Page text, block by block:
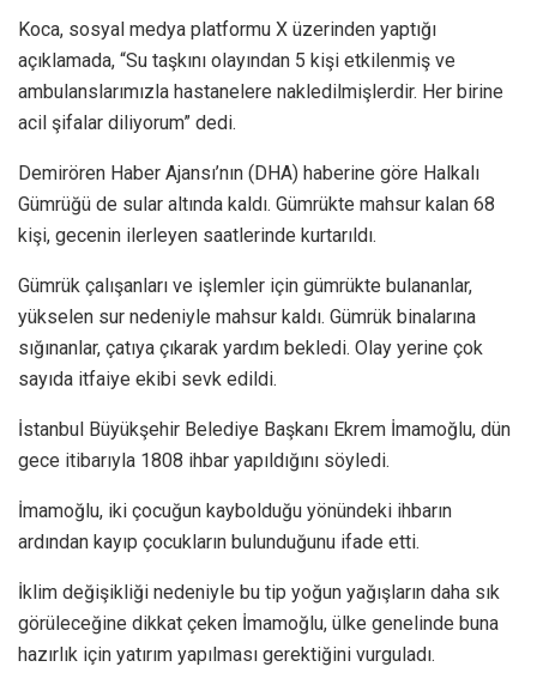
Koca, sosyal medya platformu X üzerinden yaptığı
açıklamada, “Su taşkını olayından 5 kişi etkilenmiş ve
ambulanslarımızla hastanelere nakledilmişlerdir. Her birine
acil şifalar diliyorum” dedi.
Demirören Haber Ajansı’nın (DHA) haberine göre Halkalı
Gümrüğü de sular altında kaldı. Gümrükte mahsur kalan 68
kişi, gecenin ilerleyen saatlerinde kurtarıldı.
Gümrük çalışanları ve işlemler için gümrükte bulananlar,
yükselen sur nedeniyle mahsur kaldı. Gümrük binalarına
sığınanlar, çatıya çıkarak yardım bekledi. Olay yerine çok
sayıda itfaiye ekibi sevk edildi.
İstanbul Büyükşehir Belediye Başkanı Ekrem İmamoğlu, dün
gece itibarıyla 1808 ihbar yapıldığını söyledi.
İmamoğlu, iki çocuğun kaybolduğu yönündeki ihbarın
ardından kayıp çocukların bulunduğunu ifade etti.
İklim değişikliği nedeniyle bu tip yoğun yağışların daha sık
görüleceğine dikkat çeken İmamoğlu, ülke genelinde buna
hazırlık için yatırım yapılması gerektiğini vurguladı.